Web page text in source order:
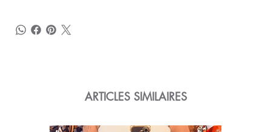
ARTICLES SIMILAIRES